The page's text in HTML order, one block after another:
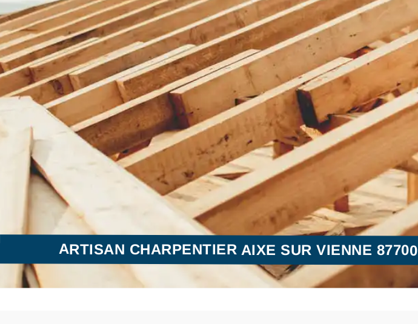
ARTISAN CHARPENTIER AIXE SUR VIENNE 87700